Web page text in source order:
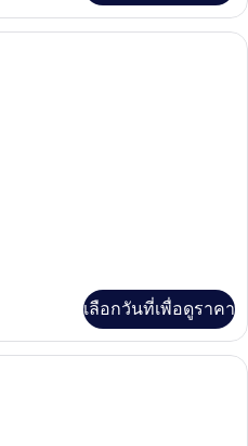
ห้องแฟมิลี่ | ผ้าปูที่นอนฝ้ายอียิปต์, เครื่
เลือกวันที่เพื่อดูราคา
Executive Suite | ผ้าปูที่นอนฝ้ายอียิป